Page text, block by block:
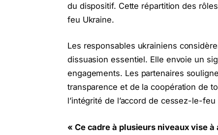
du dispositif. Cette répartition des
feu Ukraine.
Les responsables ukrainiens
dissuasion essentiel. Elle envoie un
engagements. Les partenaires
transparence et de la coopération de
l’intégrité de l’accord de cessez-le-feu
« Ce cadre à plusieurs niveaux vise